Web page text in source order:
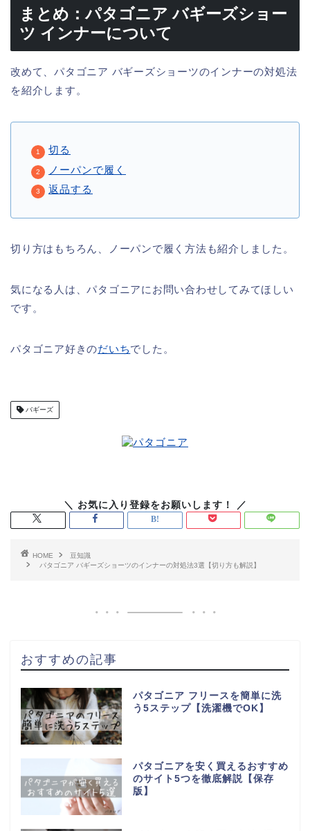
まとめ：パタゴニア バギーズショー
ツ インナーについて
改めて、パタゴニア バギーズショーツのインナーの対処法
を紹介します。
切る
ノーパンで履く
返品する
切り方はもちろん、ノーパンで履く方法も紹介しました。
気になる人は、パタゴニアにお問い合わせしてみてほしい
です。
パタゴニア好きのだいちでした。
バギーズ
HOME
豆知識
パタゴニア バギーズショーツのインナーの対処法3選【切り方も解説】
おすすめの記事
パタゴニア フリースを簡単に洗
う5ステップ【洗濯機でOK】
パタゴニアを安く買えるおすすめ
のサイト5つを徹底解説【保存
版】